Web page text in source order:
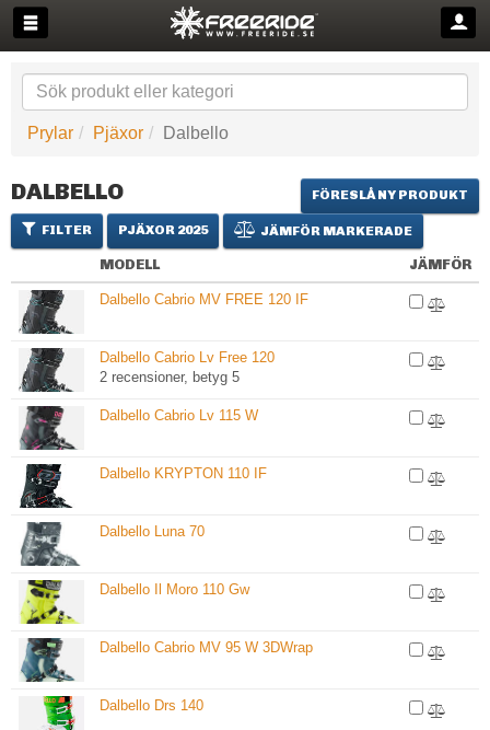
Prylar Pjäxor Dalbello
FÖRESLÅ NY PRODUKT
DALBELLO
FILTER PJÄXOR 2025 JÄMFÖR MARKERADE
MODELL JÄMFÖR
Dalbello Cabrio MV FREE 120 IF
Dalbello Cabrio Lv Free 120
2 recensioner, betyg 5
Dalbello Cabrio Lv 115 W
Dalbello KRYPTON 110 IF
Dalbello Luna 70
Dalbello Il Moro 110 Gw
Dalbello Cabrio MV 95 W 3DWrap
Dalbello Drs 140